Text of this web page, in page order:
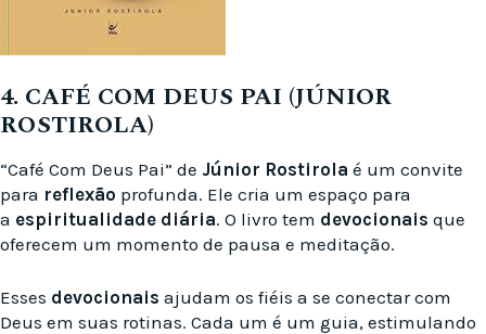
4. CAFÉ COM DEUS PAI (JÚNIOR
ROSTIROLA)
“Café Com Deus Pai” de Júnior Rostirola é um convite
para reflexão profunda. Ele cria um espaço para
a espiritualidade diária. O livro tem devocionais que
oferecem um momento de pausa e meditação.
Esses devocionais ajudam os fiéis a se conectar com
Deus em suas rotinas. Cada um é um guia, estimulando